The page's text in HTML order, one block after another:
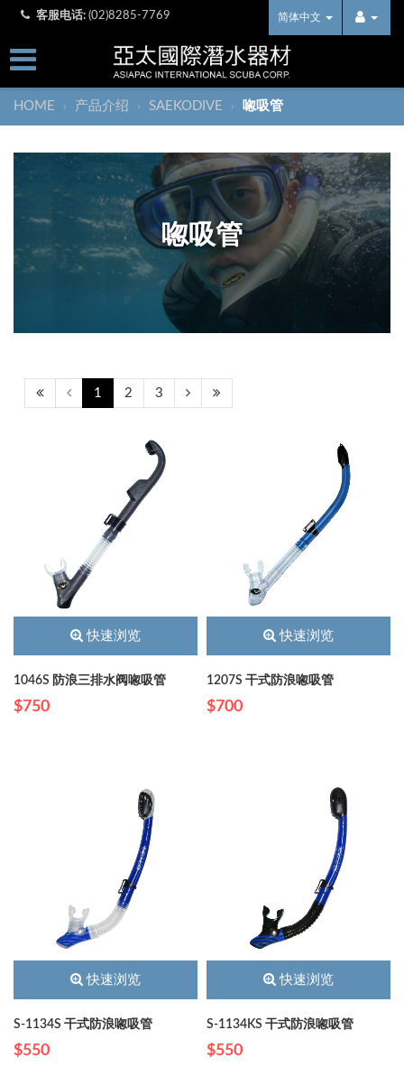
客服电话: (02)8285-7769 简体中文
HOME › 产品介绍 › SAEKODIVE › 唿吸管
唿吸管
1 2 3
快速浏览
1046S 防浪三排水阀唿吸管
$750
快速浏览
1207S 干式防浪唿吸管
$700
快速浏览
S-1134S 干式防浪唿吸管
$550
快速浏览
S-1134KS 干式防浪唿吸管
$550